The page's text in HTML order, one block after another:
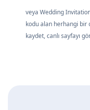
veya Wedding
kodu alan herhangi bir
kaydet, canlı sayfayı